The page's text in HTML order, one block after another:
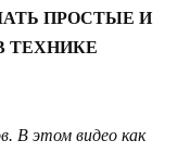
ПРОСТЫЕ И
ТЕХНИКЕ
В этом видео как